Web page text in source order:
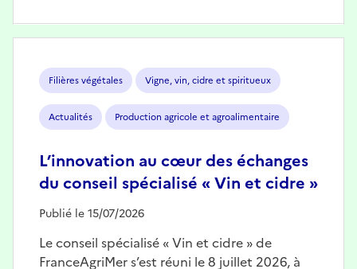
Filières végétales Vigne, vin, cidre et spiritueux
Actualités Production agricole et agroalimentaire
L’innovation au cœur des échanges
du conseil spécialisé « Vin et cidre »
Publié le 15/07/2026
Le conseil spécialisé « Vin et cidre » de
FranceAgriMer s’est réuni le 8 juillet 2026, à